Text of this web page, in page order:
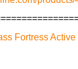
Fortress